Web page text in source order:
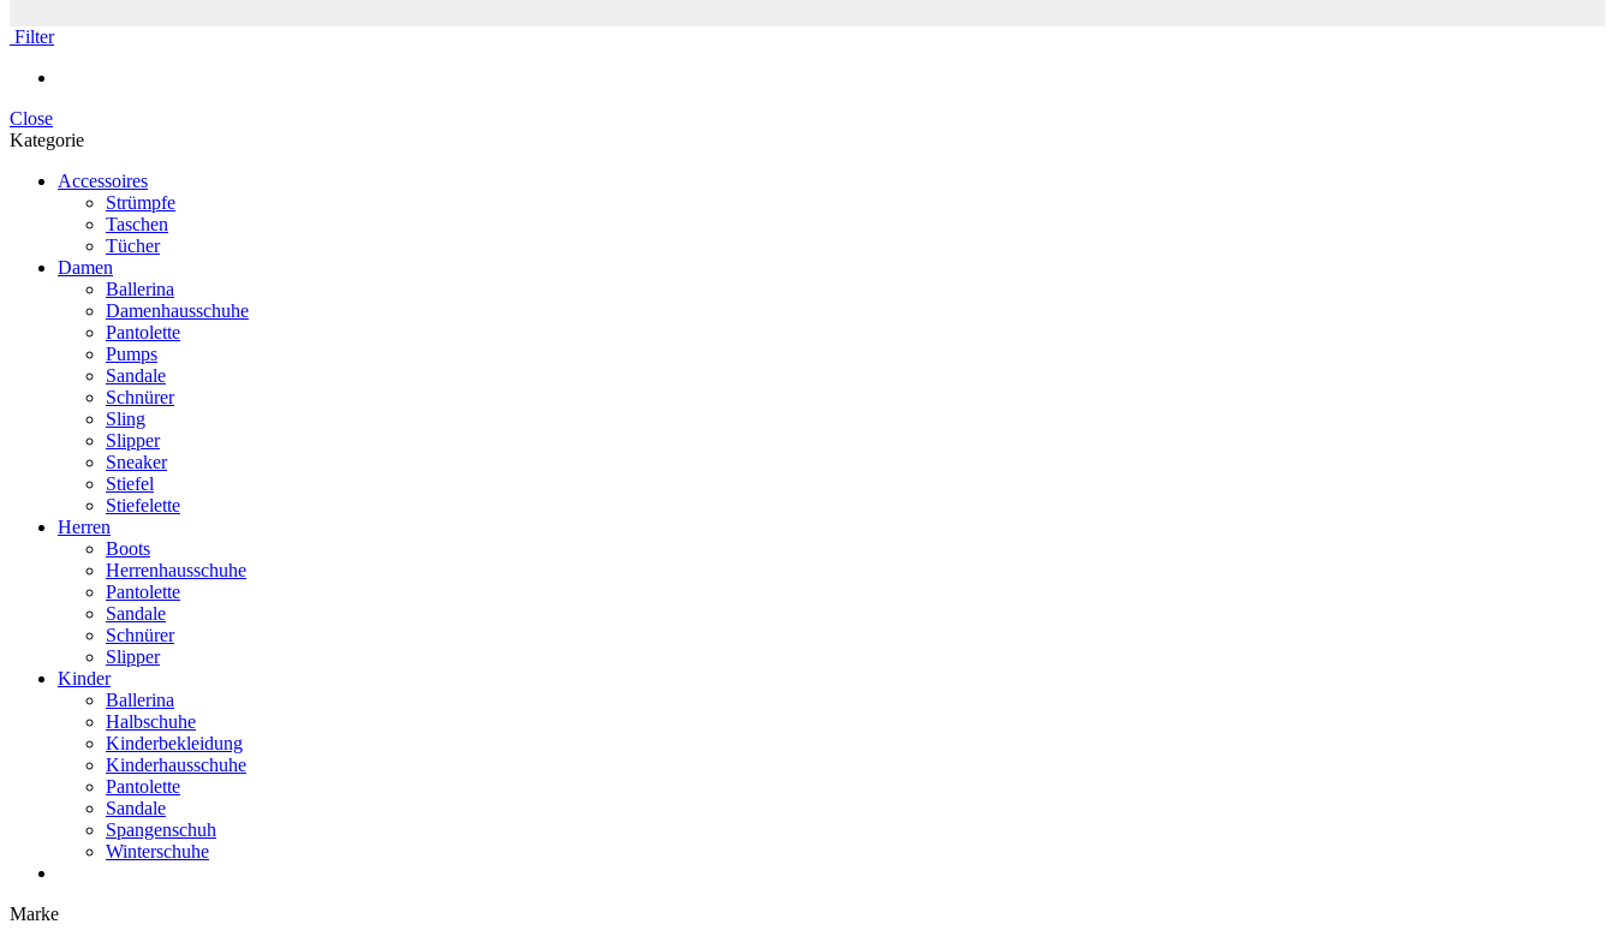
Filter
Close
Kategorie
Accessoires
Strümpfe
Taschen
Tücher
Damen
Ballerina
Damenhausschuhe
Pantolette
Pumps
Sandale
Schnürer
Sling
Slipper
Sneaker
Stiefel
Stiefelette
Herren
Boots
Herrenhausschuhe
Pantolette
Sandale
Schnürer
Slipper
Kinder
Ballerina
Halbschuhe
Kinderbekleidung
Kinderhausschuhe
Pantolette
Sandale
Spangenschuh
Winterschuhe
Marke